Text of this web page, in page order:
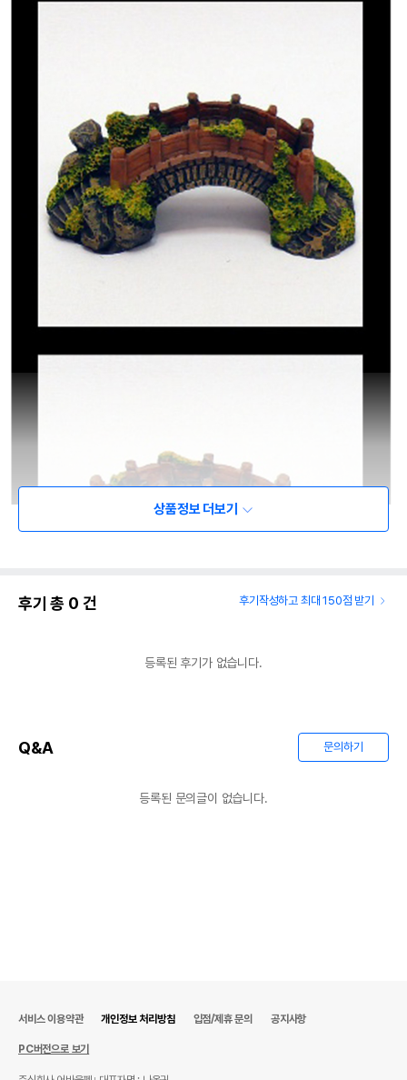
상품정보 더보기
후기 총 0 건 후기작성하고 최대 150점 받기
등록된 후기가 없습니다.
Q&A 문의하기
등록된 문의글이 없습니다.
서비스 이용약관 개인정보 처리방침 입점/제휴 문의 공지사항
PC버전으로 보기